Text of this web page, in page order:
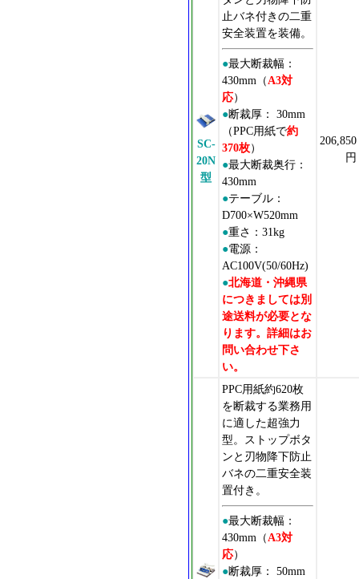
SC-
20N
型
止バネ付きの二重
安全装置を装備。
●最大断裁幅：
430mm（A3対
応）
●断裁厚： 30mm
（PPC用紙で約
370枚）
●最大断裁奥行：
430mm
●テーブル：
D700×W520mm
●重さ：31kg
●電源：
AC100V(50/60Hz)
●北海道・沖縄県
につきましては別
途送料が必要とな
ります。詳細はお
問い合わせ下さ
い。
206,850
円
PPC用紙約620枚
を断裁する業務用
に適した超強力
型。ストップボタ
ンと刃物降下防止
バネの二重安全装
置付き。
●最大断裁幅：
430mm（A3対
応）
●断裁厚： 50mm